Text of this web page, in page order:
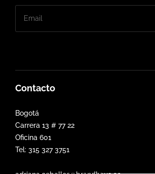
Contacto
Bogotá
Carrera 13 # 77 22
Oficina 601
Tel: 315 327 3751